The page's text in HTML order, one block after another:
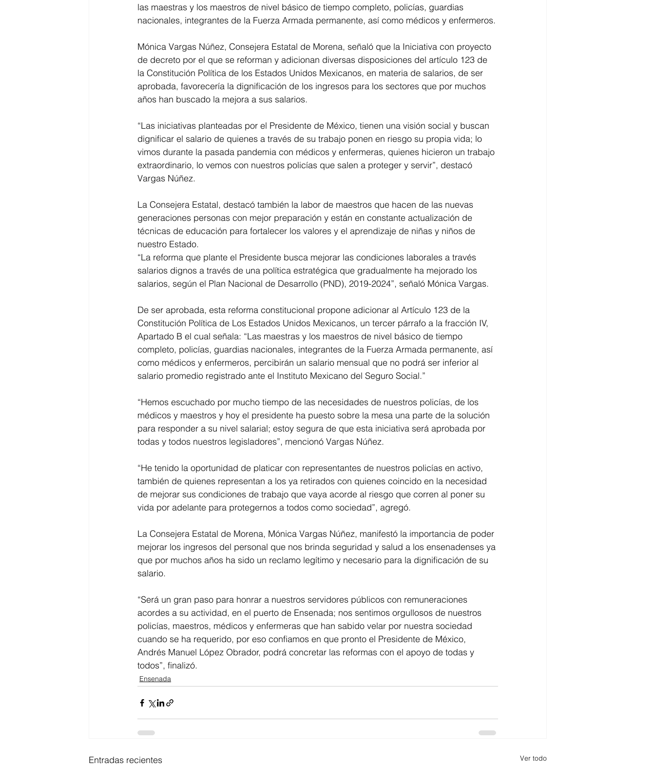
las maestras y los maestros de nivel básico de tiempo completo, policías, guardias
nacionales, integrantes de la Fuerza Armada permanente, así como médicos y enfermeros.
Mónica Vargas Núñez, Consejera Estatal de Morena, señaló que la Iniciativa con proyecto
de decreto por el que se reforman y adicionan diversas disposiciones del artículo 123 de
la Constitución Política de los Estados Unidos Mexicanos, en materia de salarios, de ser
aprobada, favorecería la dignificación de los ingresos para los sectores que por muchos
años han buscado la mejora a sus salarios.
“Las iniciativas planteadas por el Presidente de México, tienen una visión social y buscan
dignificar el salario de quienes a través de su trabajo ponen en riesgo su propia vida; lo
vimos durante la pasada pandemia con médicos y enfermeras, quienes hicieron un trabajo
extraordinario, lo vemos con nuestros policías que salen a proteger y servir”, destacó
Vargas Núñez.
La Consejera Estatal, destacó también la labor de maestros que hacen de las nuevas
generaciones personas con mejor preparación y están en constante actualización de
técnicas de educación para fortalecer los valores y el aprendizaje de niñas y niños de
nuestro Estado.
“La reforma que plante el Presidente busca mejorar las condiciones laborales a través
salarios dignos a través de una política estratégica que gradualmente ha mejorado los
salarios, según el Plan Nacional de Desarrollo (PND), 2019-2024”, señaló Mónica Vargas.
De ser aprobada, esta reforma constitucional propone adicionar al Artículo 123 de la
Constitución Política de Los Estados Unidos Mexicanos, un tercer párrafo a la fracción IV,
Apartado B el cual señala: “Las maestras y los maestros de nivel básico de tiempo
completo, policías, guardias nacionales, integrantes de la Fuerza Armada permanente, así
como médicos y enfermeros, percibirán un salario mensual que no podrá ser inferior al
salario promedio registrado ante el Instituto Mexicano del Seguro Social.”
“Hemos escuchado por mucho tiempo de las necesidades de nuestros policías, de los
médicos y maestros y hoy el presidente ha puesto sobre la mesa una parte de la solución
para responder a su nivel salarial; estoy segura de que esta iniciativa será aprobada por
todas y todos nuestros legisladores”, mencionó Vargas Núñez.
“He tenido la oportunidad de platicar con representantes de nuestros policías en activo,
también de quienes representan a los ya retirados con quienes coincido en la necesidad
de mejorar sus condiciones de trabajo que vaya acorde al riesgo que corren al poner su
vida por adelante para protegernos a todos como sociedad”, agregó.
La Consejera Estatal de Morena, Mónica Vargas Núñez, manifestó la importancia de poder
mejorar los ingresos del personal que nos brinda seguridad y salud a los ensenadenses ya
que por muchos años ha sido un reclamo legítimo y necesario para la dignificación de su
salario.
“Será un gran paso para honrar a nuestros servidores públicos con remuneraciones
acordes a su actividad, en el puerto de Ensenada; nos sentimos orgullosos de nuestros
policías, maestros, médicos y enfermeras que han sabido velar por nuestra sociedad
cuando se ha requerido, por eso confiamos en que pronto el Presidente de México,
Andrés Manuel López Obrador, podrá concretar las reformas con el apoyo de todas y
todos”, finalizó.
Ensenada
Entradas recientes Ver todo